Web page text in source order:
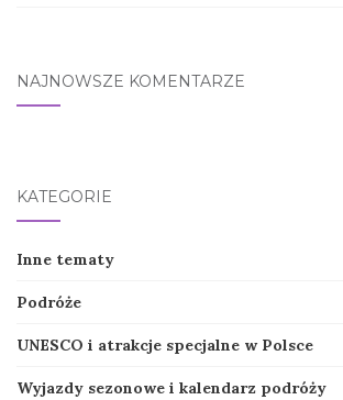
NAJNOWSZE KOMENTARZE
KATEGORIE
Inne tematy
Podróże
UNESCO i atrakcje specjalne w Polsce
Wyjazdy sezonowe i kalendarz podróży